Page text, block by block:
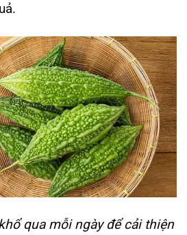
qua mỗi ngày để cải thiện